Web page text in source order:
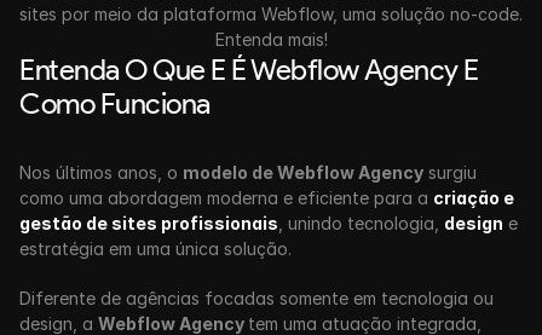
sites por meio da plataforma Webflow, uma solução no-code.
Entenda mais!
Entenda O Que E É Webflow Agency E
Como Funciona
Nos últimos anos, o modelo de Webflow Agency surgiu
como uma abordagem moderna e eficiente para a criação e
gestão de sites profissionais , unindo tecnologia, design e
estratégia em uma única solução.
Diferente de agências focadas somente em tecnologia ou
design, a Webflow Agency tem uma atuação integrada,